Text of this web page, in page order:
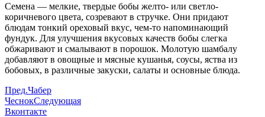
Семена — мелкие, твердые бобы желто- или светло-
коричневого цвета, созревают в стручке. Они придают
блюдам тонкий ореховый вкус, чем-то напоминающий
фундук. Для улучшения вкусовых качеств бобы слегка
обжаривают и смалывают в порошок. Молотую шамбалу
добавляют в овощные и мясные кушанья, соусы, яства из
бобовых, в различные закуски, салаты и основные блюда.
Пред.Чабер
ЧеснокСледующая
Вконтакте